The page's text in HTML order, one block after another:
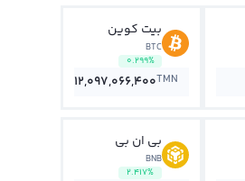
بیت کوین
BTC
0.299%
12,097,066,400TMN
بی ان بی
BNB
2.417%